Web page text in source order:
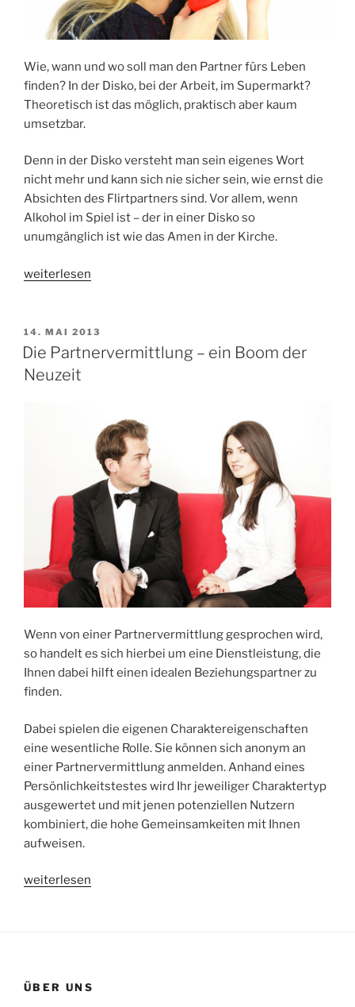
Wie, wann und wo soll man den Partner fürs Leben
finden? In der Disko, bei der Arbeit, im Supermarkt?
Theoretisch ist das möglich, praktisch aber kaum
umsetzbar.
Denn in der Disko versteht man sein eigenes Wort
nicht mehr und kann sich nie sicher sein, wie ernst die
Absichten des Flirtpartners sind. Vor allem, wenn
Alkohol im Spiel ist – der in einer Disko so
unumgänglich ist wie das Amen in der Kirche.
„Traumpartner
und
gefunden!“
weiterlesen
VERÖFFENTLICHT
AM
14. MAI 2013
Die Partnervermittlung – ein Boom der
Neuzeit
Wenn von einer Partnervermittlung gesprochen wird,
so handelt es sich hierbei um eine Dienstleistung, die
Ihnen dabei hilft einen idealen Beziehungspartner zu
finden.
Dabei spielen die eigenen Charaktereigenschaften
eine wesentliche Rolle. Sie können sich anonym an
einer Partnervermittlung anmelden. Anhand eines
Persönlichkeitstestes wird Ihr jeweiliger Charaktertyp
ausgewertet und mit jenen potenziellen Nutzern
kombiniert, die hohe Gemeinsamkeiten mit Ihnen
aufweisen.
„Die
Neuzeit“
weiterlesen
ÜBER UNS